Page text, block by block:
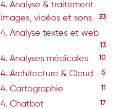
4. Analyse & traitement
images, vidéos et sons
33
4. Analyse textes et web
13
4. Analyses médicales 10
4. Architecture & Cloud 5
4. Cartographie 11
4. Chatbot 17